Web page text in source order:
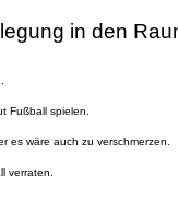
in den
Fußball spielen.
es wäre auch zu verschmerzen.
verraten.